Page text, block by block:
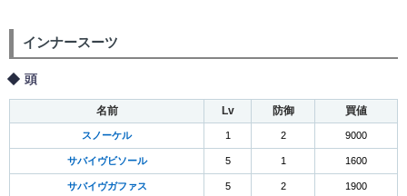
インナースーツ
頭
名前 Lv 防御 買値
スノーケル 1 2 9000
サバイヴビソール 5 1 1600
サバイヴガファス 5 2 1900